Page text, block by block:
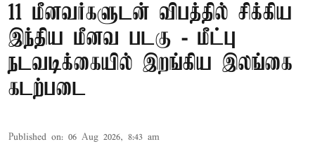
11 மீனவர்களுடன் விபத்தில் சிக்கிய
இந்திய மீனவ படகு - மீட்பு
நடவடிக்கையில் இறங்கிய இலங்கை
கடற்படை
Published on: 06 Aug 2026, 8:43 am